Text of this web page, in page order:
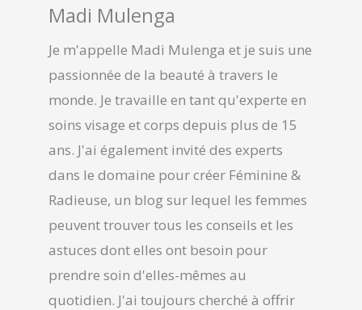
Madi Mulenga
Je m'appelle Madi Mulenga et je suis une
passionnée de la beauté à travers le
monde. Je travaille en tant qu'experte en
soins visage et corps depuis plus de 15
ans. J'ai également invité des experts
dans le domaine pour créer Féminine &
Radieuse, un blog sur lequel les femmes
peuvent trouver tous les conseils et les
astuces dont elles ont besoin pour
prendre soin d'elles-mêmes au
quotidien. J'ai toujours cherché à offrir